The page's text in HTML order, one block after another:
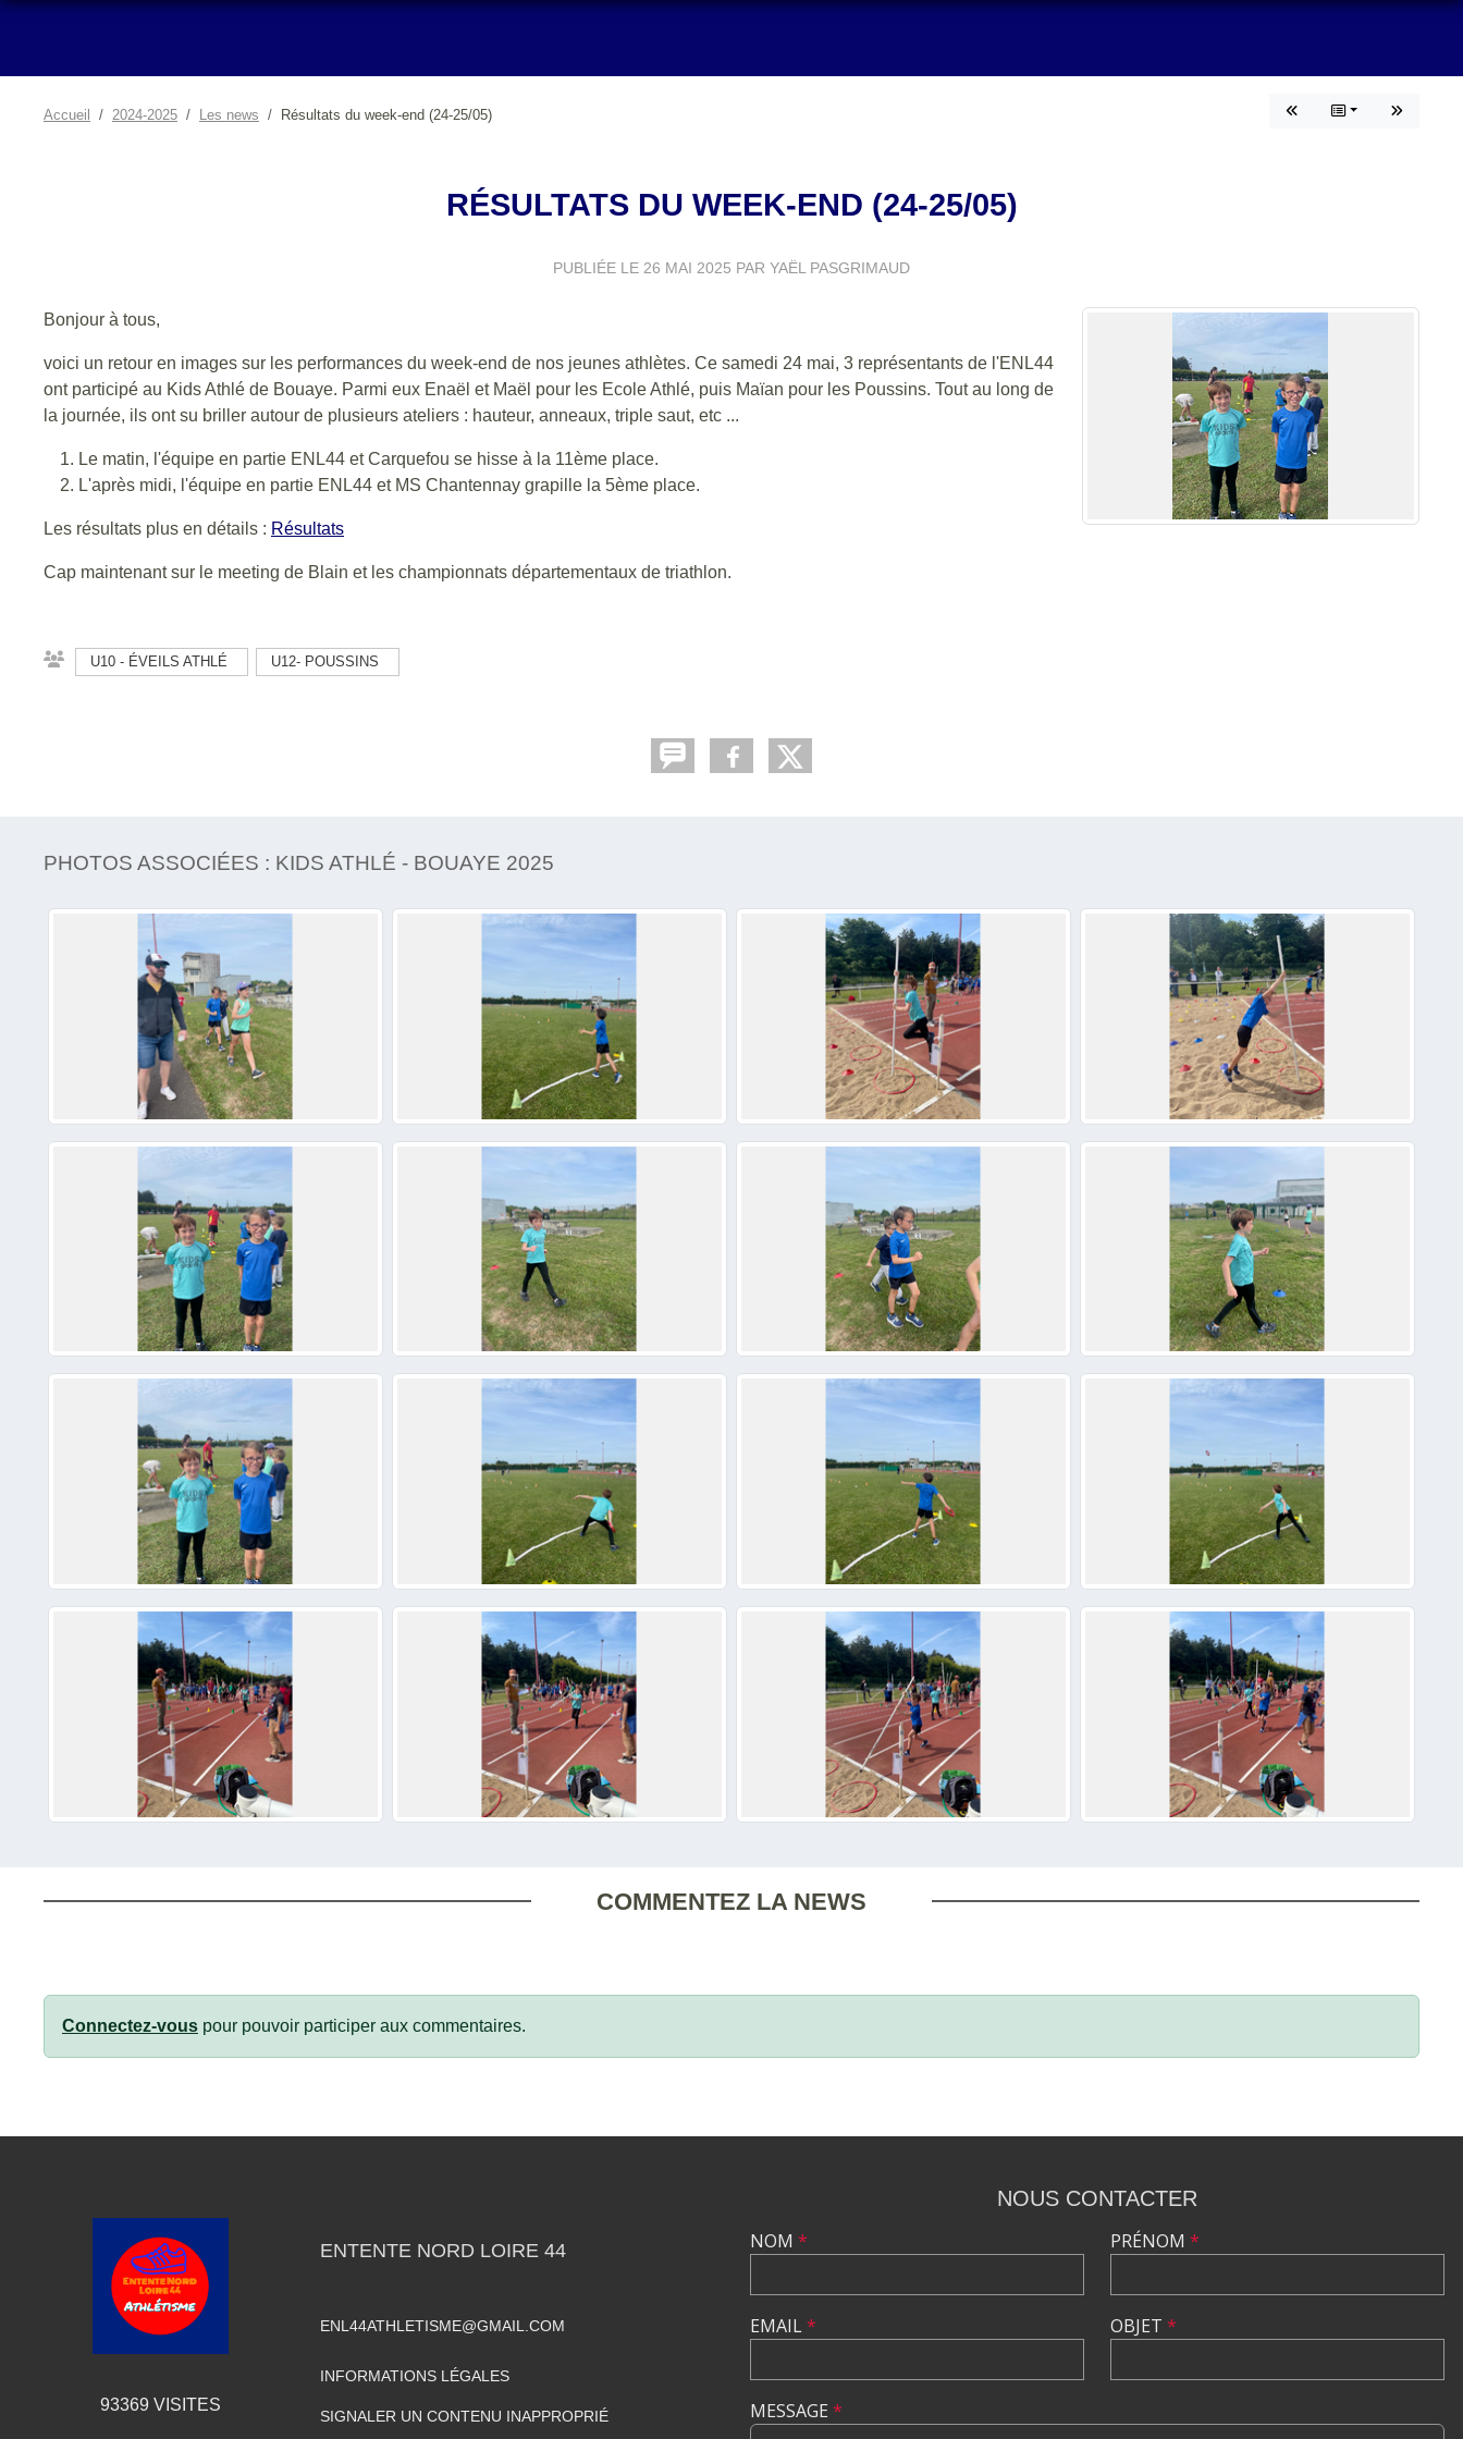
Accueil 2024-2025 Les news Résultats du week-end (24-25/05)
RÉSULTATS DU WEEK-END (24-25/05)
PUBLIÉE LE 26 MAI 2025 PAR YAËL PASGRIMAUD
Bonjour à tous,
voici un retour en images sur les performances du week-end de nos jeunes athlètes. Ce samedi 24 mai, 3 représentants de l'ENL44
ont participé au Kids Athlé de Bouaye. Parmi eux Enaël et Maël pour les Ecole Athlé, puis Maïan pour les Poussins. Tout au long de
la journée, ils ont su briller autour de plusieurs ateliers : hauteur, anneaux, triple saut, etc ...
Le matin, l'équipe en partie ENL44 et Carquefou se hisse à la 11ème place.
L'après midi, l'équipe en partie ENL44 et MS Chantennay grapille la 5ème place.
Les résultats plus en détails : Résultats
Cap maintenant sur le meeting de Blain et les championnats départementaux de triathlon.
U10 - ÉVEILS ATHLÉ U12- POUSSINS
PHOTOS ASSOCIÉES : KIDS ATHLÉ - BOUAYE 2025
COMMENTEZ LA NEWS
Connectez-vous pour pouvoir participer aux commentaires.
93369 VISITES
ENTENTE NORD LOIRE 44
ENL44ATHLETISME@GMAIL.COM
INFORMATIONS LÉGALES
SIGNALER UN CONTENU INAPPROPRIÉ
NOUS CONTACTER
NOM *
EMAIL*
PRÉNOM *
OBJET *
MESSAGE *